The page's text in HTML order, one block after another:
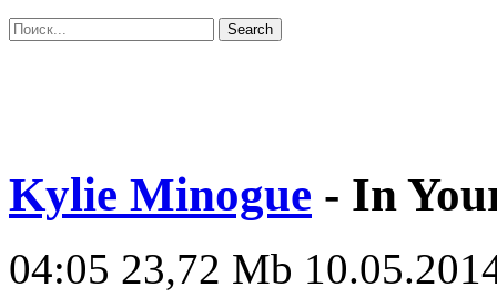
Kylie Minogue - In
04:05 23,72 Mb